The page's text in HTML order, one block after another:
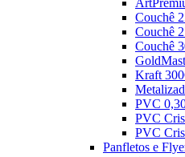
Couchê
Couchê
Couchê
Kraft
PVC
PVC
PVC
Panfletos e